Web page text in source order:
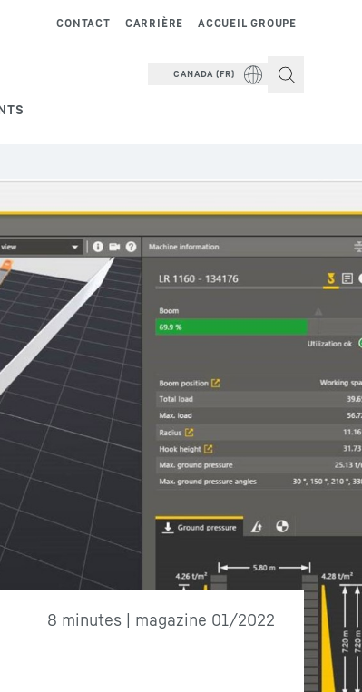
ACCUEIL GROUPE
CARRIÈRE
CONTACT
CANADA (FR)
8 minutes | magazine 01/2022